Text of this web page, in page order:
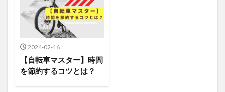
2024-02-16
【自転車マスター】時間
を節約するコツとは？